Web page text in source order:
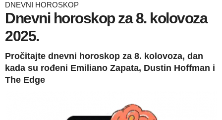
DNEVNI HOROSKOP
Dnevni horoskop za 8. kolovoza
2025.
Pročitajte dnevni horoskop za 8. kolovoza, dan
kada su rođeni Emiliano Zapata, Dustin Hoffman i
The Edge